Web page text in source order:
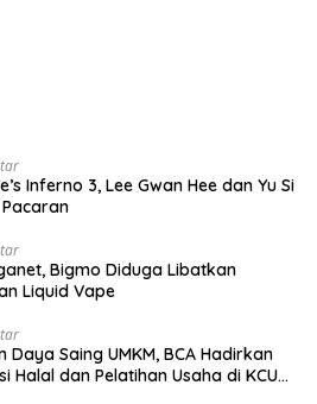
Inferno 3, Lee Gwan Hee dan Yu Si
Bigmo Diduga Libatkan
Liquid Vape
Daya Saing UMKM, BCA Hadirkan
Halal dan Pelatihan Usaha di KCU